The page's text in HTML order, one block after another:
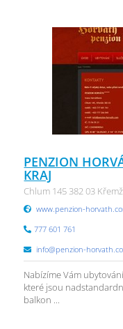
PENZION
KRAJ
Chlum 145 382 03
www.penzion-
777 601 761
info@penzion-
Nabízíme Vám
které jsou
balkon ...